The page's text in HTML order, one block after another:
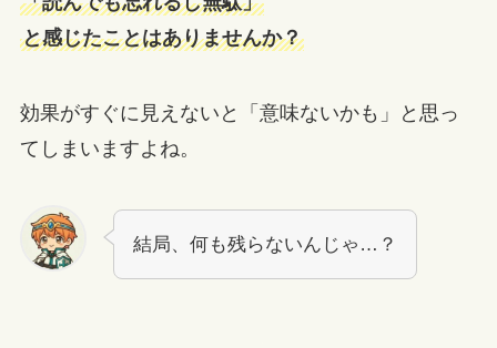
と感じたことはありませんか？
効果がすぐに見えないと「意味ないかも」と思っ
てしまいますよね。
結局、何も残らないんじゃ…？